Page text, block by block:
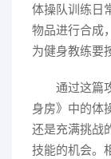
体操队训练日
物品进行合成
为健身教练要
通过这篇
身房》中的体
还是充满挑战
技能的机会。